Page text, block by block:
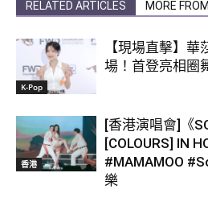
RELATED ARTICLES MORE
K-Pop
【現場直擊】華
場！首登亮相圈
香港
[香港演唱會]《
[COLOURS] IN
#MAMAMOO
樂